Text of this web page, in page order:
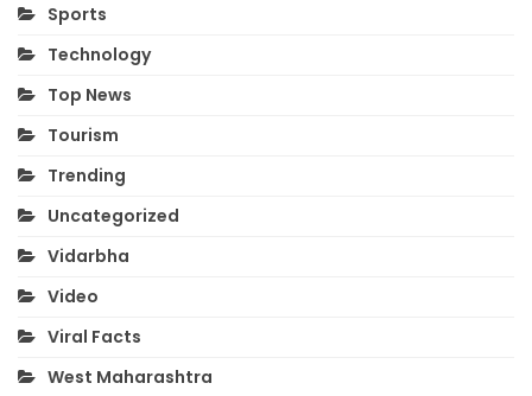
Sports
Technology
Top News
Tourism
Trending
Uncategorized
Vidarbha
Video
Viral Facts
West Maharashtra